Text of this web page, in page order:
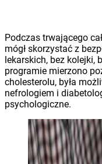
Podczas trwającego
mógł skorzystać z
lekarskich, bez kolejki,
programie mierzono
cholesterolu, była
nefrologiem i
psychologiczne.